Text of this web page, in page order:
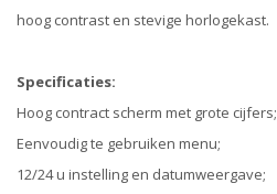
hoog contrast en stevige horlogekast.
Specificaties:
Hoog contract scherm met grote cijfers;
Eenvoudig te gebruiken menu;
12/24 u instelling en datumweergave;